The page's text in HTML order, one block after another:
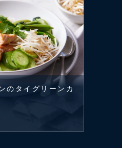
のタイグリーンカ